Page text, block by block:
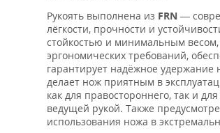
Рукоять выполнена из FRN —
лёгкости, прочности и
стойкостью и минимальным
эргономических требований,
гарантирует надёжное удержание
делает нож приятным в
как для правостороннего, так и
ведущей рукой. Также
использования ножа в